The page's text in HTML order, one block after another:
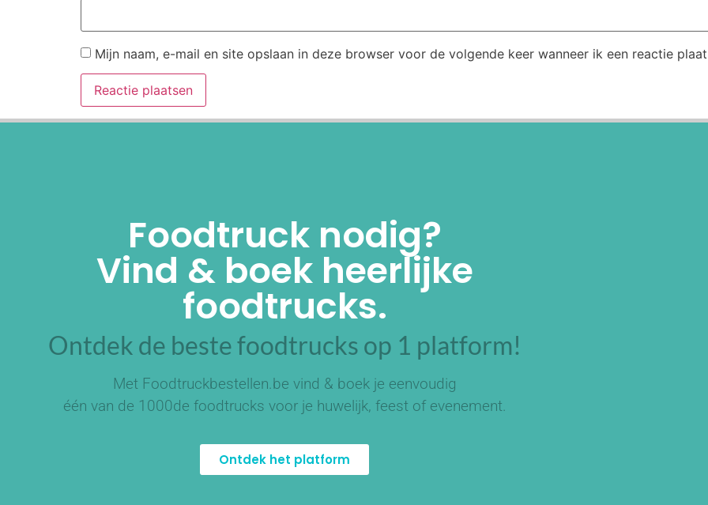
Mijn naam, e-mail en site opslaan in deze browser voor de volgende keer wanneer ik een reactie
Foodtruck nodig?
Vind & boek heerlijke
foodtrucks.
Ontdek de beste foodtrucks op 1 platform!
Met Foodtruckbestellen.be vind & boek je eenvoudig
één van de 1000de foodtrucks voor je huwelijk, feest of evenement.
Ontdek het platform